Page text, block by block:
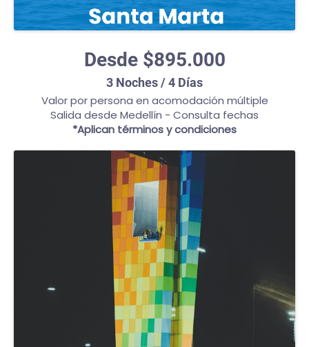
Desde $895.000
3 Noches / 4 Días
Valor por persona en acomodación múltiple
Salida desde Medellín - Consulta fechas
*Aplican términos y condiciones